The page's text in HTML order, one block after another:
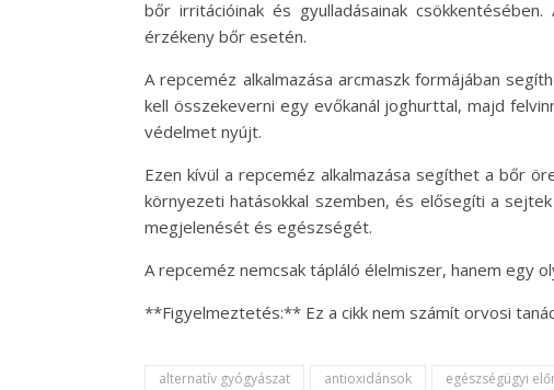
bőr irritációinak és gyulladásainak
érzékeny bőr esetén.
A repceméz alkalmazása arcmaszk formájában
kell összekeverni egy evőkanál joghurttal, majd
védelmet nyújt.
Ezen kívül a repceméz alkalmazása segíthet a bőr
környezeti hatásokkal szemben, és elősegíti a
megjelenését és egészségét.
A repceméz nemcsak tápláló élelmiszer, hanem egy
**Figyelmeztetés:** Ez a cikk nem számít orvosi
alternatív gyógyászat antioxidánsok egészségügyi